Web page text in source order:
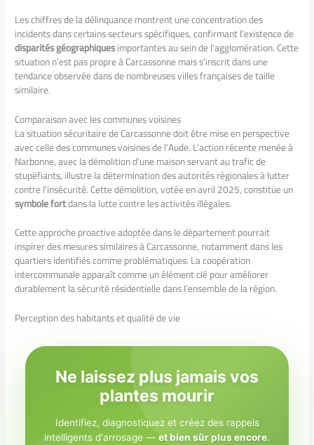
Les chiffres de la délinquance montrent une concentration des
incidents dans certains secteurs spécifiques, confirmant l’existence de
disparités géographiquesimportantes au sein de l’agglomération. Cette
situation n’est pas propre à Carcassonne mais s’inscrit dans une
tendance observée dans de nombreuses villes françaises de taille
similaire.
Comparaison avec les communes voisines
La situation sécuritaire de Carcassonne doit être mise en perspective
avec celle des communes voisines de l’Aude. L’action récente menée à
Narbonne, avec la démolition d’une maison servant au trafic de
stupéfiants, illustre la détermination des autorités régionales à lutter
contre l’insécurité. Cette démolition, votée en avril 2025, constitue un
symbole fortdans la lutte contre les activités illégales.
Cette approche proactive adoptée dans le département pourrait
inspirer des mesures similaires à Carcassonne, notamment dans les
quartiers identifiés comme problématiques. La coopération
intercommunale apparaît comme un élément clé pour améliorer
durablement la sécurité résidentielle dans l’ensemble de la région.
Perception des habitants et qualité de vie
Ne laissez plus jamais vos
plantes mourir
Identifiez, diagnostiquez et créez des rappels
intelligents d'arrosage — et bien sûr plus encore.